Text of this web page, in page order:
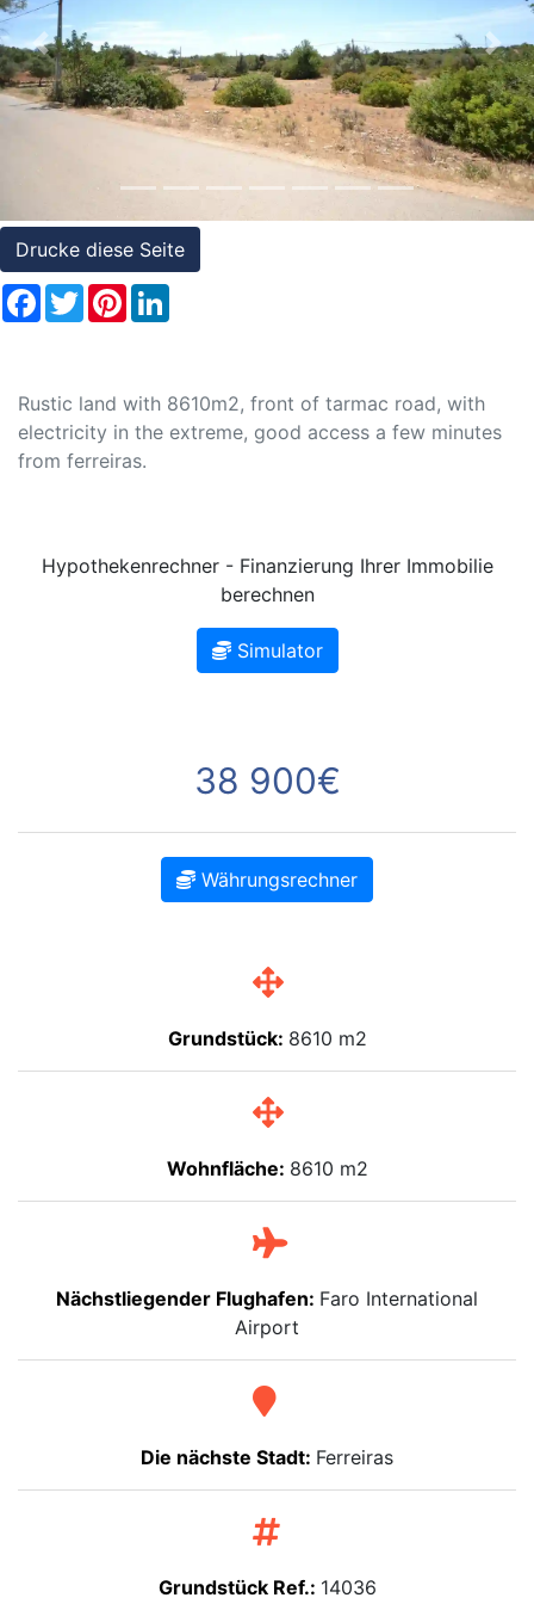
Referenzen
Immobilien
und
Steuerrecht
Previous Next
Drucke diese Seite
Facebook
TwitterPinterest
Rustic land with 8610m2, front of tarmac road, with
electricity in the extreme, good access a few minutes
from ferreiras.
Hypothekenrechner - Finanzierung Ihrer Immobilie
berechnen
Simulator
38 900€
Währungsrechner
Grundstück: 8610 m2
Wohnfläche: 8610 m2
Nächstliegender Flughafen: Faro International
Airport
Die nächste Stadt: Ferreiras
Grundstück Ref.: 14036